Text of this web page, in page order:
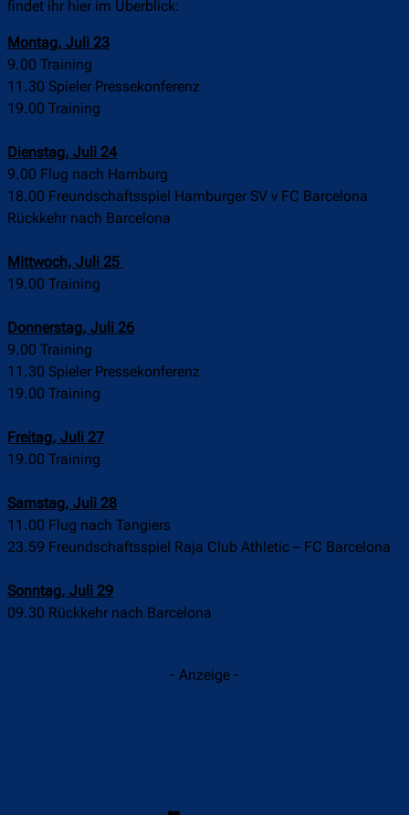
findet ihr hier im Überblick:
Montag, Juli 23
9.00 Training
11.30 Spieler Pressekonferenz
19.00 Training
Dienstag, Juli 24
9.00 Flug nach Hamburg
18.00 Freundschaftsspiel Hamburger SV v FC Barcelona
Rückkehr nach Barcelona
Mittwoch, Juli 25
19.00 Training
Donnerstag, Juli 26
9.00 Training
11.30 Spieler Pressekonferenz
19.00 Training
Freitag, Juli 27
19.00 Training
Samstag, Juli 28
11.00 Flug nach Tangiers
23.59 Freundschaftsspiel Raja Club Athletic – FC Barcelona
Sonntag, Juli 29
09.30 Rückkehr nach Barcelona
- Anzeige -